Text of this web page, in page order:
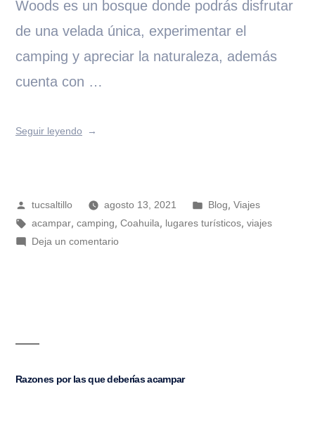
Woods es un bosque donde podrás disfrutar
de una velada única, experimentar el
camping y apreciar la naturaleza, además
cuenta con …
Seguir leyendo
tucsaltillo agosto 13, 2021 Blog,Viajes
acampar,camping,Coahuila, lugares turísticos,viajes
Deja un comentario
Razones por las que deberías acampar